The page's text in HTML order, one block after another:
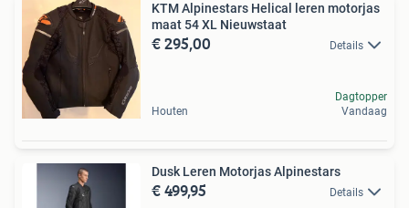
KTM Alpinestars Helical leren motorjas
maat 54 XL Nieuwstaat
€ 295,00 Details
Houten
Dagtopper
Vandaag
Dusk Leren Motorjas Alpinestars
€ 499,95 Details